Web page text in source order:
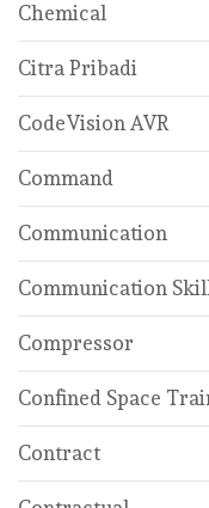
Chemical
Citra Pribadi
CodeVision AVR
Command
Communication
Communication
Compressor
Confined Space
Contract